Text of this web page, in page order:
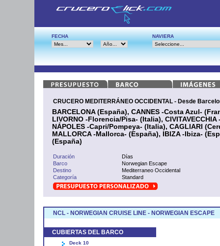
FECHA NAVIERA
CRUCERO MEDITERRÁNEO OCCIDENTAL - Desde
BARCELONA (España), CANNES -Costa Azul-
LIVORNO -Florencia/Pisa- (Italia),
NÁPOLES -Capri/Pompeya- (Italia), CAGLIARI
MALLORCA -Mallorca- (España), IBIZA -Ibiza-
(España)
Duración
Días
Barco
Norwegian Escape
Destino
Mediterraneo Occidental
Categoría
Standard
NCL - NORWEGIAN CRUISE LINE - NORWEGIAN ESCAPE
CUBIERTAS DEL BARCO
Deck 10